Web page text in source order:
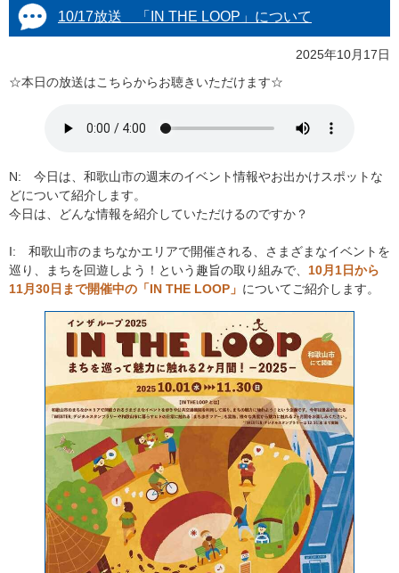
10/17放送 「IN THE LOOP」について
2025年10月17日
☆本日の放送はこちらからお聴きいただけます☆
N: 今日は、和歌山市の週末のイベント情報やお出かけスポットな
どについて紹介します。
今日は、どんな情報を紹介していただけるのですか？
I: 和歌山市のまちなかエリアで開催される、さまざまなイベントを
巡り、まちを回遊しよう！という趣旨の取り組みで、 10月1日から
11月30日まで開催中の「IN THE LOOP」 についてご紹介します。